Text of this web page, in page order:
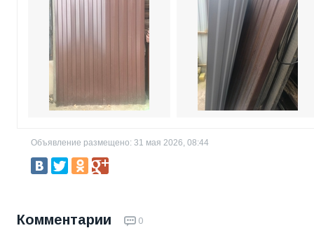
Объявление размещено: 31 мая 2026, 08:44
Комментарии 0